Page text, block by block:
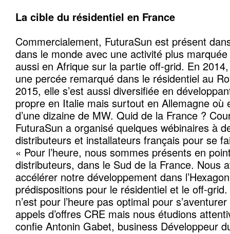
La cible du résidentiel en France
Commercialement, FuturaSun est présent
dans le monde avec une activité plus
aussi en Afrique sur la partie off-grid. En
une percée remarqué dans le résidentiel au
2015, elle s’est aussi diversifiée en
propre en Italie mais surtout en Allemagne où
d’une dizaine de MW. Quid de la France ?
FuturaSun a organisé quelques wébinaires à
distributeurs et installateurs français pour se
« Pour l’heure, nous sommes présents en
distributeurs, dans le Sud de la France. Nous
accélérer notre développement dans
prédispositions pour le résidentiel et le off-
n’est pour l’heure pas optimal pour
appels d’offres CRE mais nous étudions
confie Antonin Gabet, business Développeur